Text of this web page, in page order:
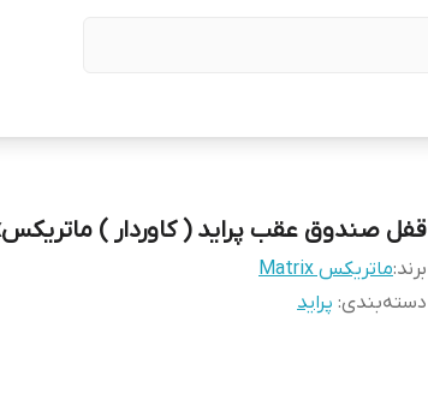
قفل صندوق عقب پراید ( کاوردار ) ماتریکسMatrix
برند:ماتریکس Matrix
دسته‌بندی: پراید